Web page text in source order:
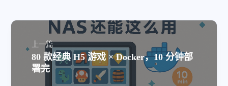
上一篇
80 款经典 H5 游戏 × Docker，10 分钟部
署完